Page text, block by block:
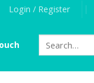
Login / Register
for: